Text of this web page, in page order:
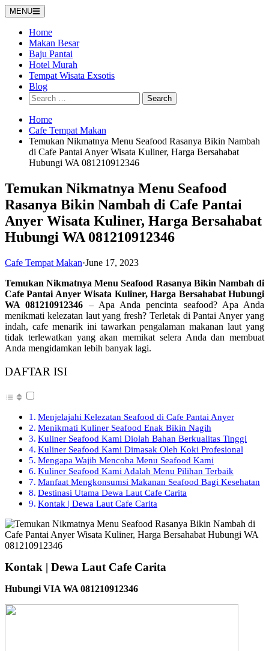
Skip
to
content
MENU
Home
Makan Besar
Baju Pantai
Hotel Murah
Tempat Wisata Exsotis
Blog
Search
for:
Home
Cafe Tempat Makan
Temukan Nikmatnya Menu Seafood Rasanya Bikin Nambah
di Cafe Pantai Anyer Wisata Kuliner, Harga Bersahabat
Hubungi WA 081210912346
Temukan Nikmatnya Menu Seafood
Rasanya Bikin Nambah di Cafe Pantai
Anyer Wisata Kuliner, Harga Bersahabat
Hubungi WA 081210912346
Cafe Tempat Makan·June 17, 2023
Temukan Nikmatnya Menu Seafood Rasanya Bikin Nambah di
Cafe Pantai Anyer Wisata Kuliner, Harga Bersahabat Hubungi
WA 081210912346 – Apa Anda pencinta seafood? Apa Anda
menikmati kelezatan laut yang fresh? Terletak di Pantai Anyer yang
indah, cafe menarik ini tawarkan pengalaman makanan laut yang
tidak terlewatkan yang akan memikat selera Anda dan membuat
Anda mengidamkan lebih banyak lagi.
DAFTAR ISI
Menjelajahi Kelezatan Seafood di Cafe Pantai Anyer
Menikmati Kuliner Seafood Enak Bikin Nagih
Kuliner Seafood Kami Diolah Bahan Berkualitas Tinggi
Kuliner Seafood Kami Dimasak Oleh Koki Profesional
Mengapa Wajib Mencoba Menu Seafood Kami
Kuliner Seafood Kami Adalah Menu Pilihan Terbaik
Manfaat Mengkonsumsi Makanan Seafood Bagi Kesehatan
Destinasi Utama Dewa Laut Cafe Carita
Kontak | Dewa Laut Cafe Carita
Kontak | Dewa Laut Cafe Carita
Hubungi VIA WA 081210912346